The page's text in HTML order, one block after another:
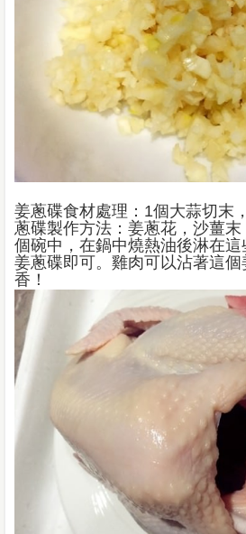
姜蔥碟食材處理：1個大蒜切末
蔥碟製作方法：姜蔥花，沙薑
個碗中，在鍋中燒熱油後淋在
姜蔥碟即可。雞肉可以沾著這
香！